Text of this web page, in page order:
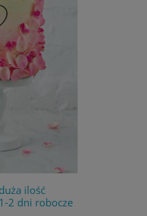
duża ilość
1-2 dni robocze